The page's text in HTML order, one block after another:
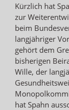
Kürzlich hat
zur
beim
langjähriger
gehört dem
bisherigen
Wille, der
hat Spahn